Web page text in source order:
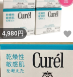
4,980円